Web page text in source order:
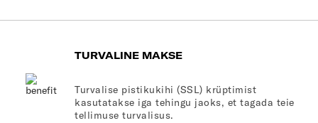
TURVALINE MAKSE
Turvalise pistikukihi (SSL) krüptimist
kasutatakse iga tehingu jaoks, et tagada teie
tellimuse turvalisus.